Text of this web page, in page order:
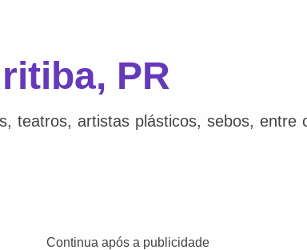
PR
teatros, artistas plásticos, sebos,
Continua após a publicidade